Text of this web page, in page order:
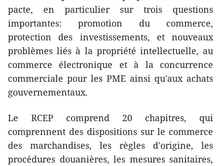
pacte, en particulier sur trois questions
importantes: promotion du commerce,
protection des investissements, et nouveaux
problèmes liés à la propriété intellectuelle, au
commerce électronique et à la concurrence
commerciale pour les PME ainsi qu'aux achats
gouvernementaux.
Le RCEP comprend 20 chapitres, qui
comprennent des dispositions sur le commerce
des marchandises, les règles d'origine, les
procédures douanières, les mesures sanitaires,